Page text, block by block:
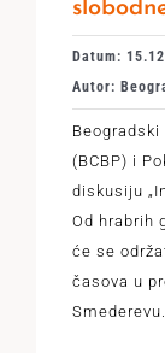
Datum:
Autor:
(BCBP) i
diskusiju
Od hrabrih
će se
časova u
Smederevu.